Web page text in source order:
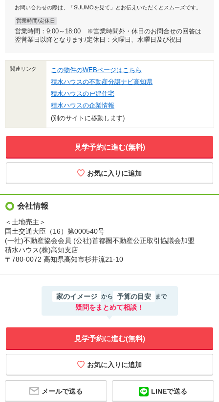
お問い合わせの際は、「SUUMOを見て」とお伝えいただくとスムーズです。
営業時間/定休日
営業時間：9:00～18:00 ※営業時間外・休日のお問合せの回答は
翌営業日以降となります/定休日：火曜日、水曜日及び祝日
関連リンク
この物件のWEBページはこちら
積水ハウスの不動産分譲ナビ高知県
積水ハウスの戸建住宅
積水ハウスの企業情報
(別のサイトに移動します)
見学予約に進む(無料)
会社情報
＜土地売主＞
国土交通大臣（16）第000540号
(一社)不動産協会会員 (公社)首都圏不動産公正取引協議会加盟
積水ハウス(株)高知支店
〒780-0072 高知県高知市杉井流21-10
家のイメージ から 予算の目安 まで
疑問をまとめて相談！
見学予約に進む(無料)
メールで送る LINEで送る